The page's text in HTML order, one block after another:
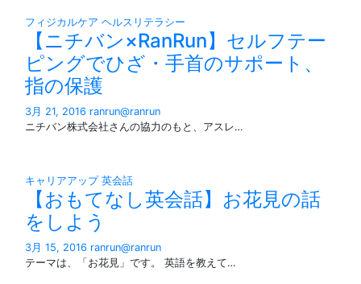
フィジカルケア ヘルスリテラシー
【ニチバン×RanRun】セルフテー
ピングでひざ・手首のサポート、
指の保護
3月 21, 2016 ranrun@ranrun
ニチバン株式会社さんの協力のもと、アスレ…
キャリアアップ 英会話
【おもてなし英会話】お花見の話
をしよう
3月 15, 2016 ranrun@ranrun
テーマは、「お花見」です。 英語を教えて…